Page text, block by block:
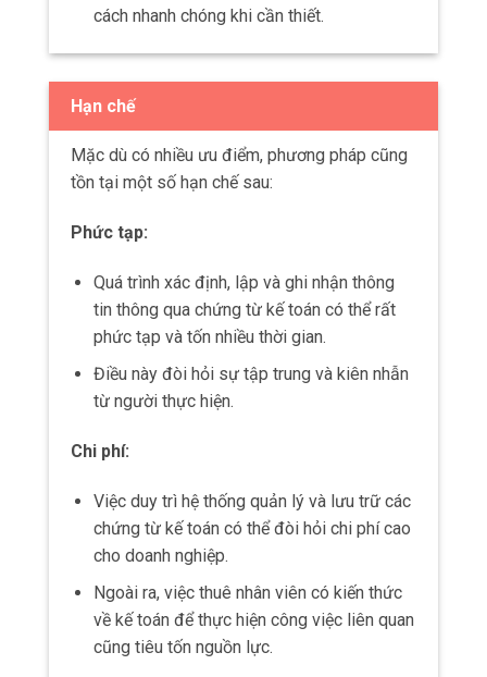
nghiệp có thể đưa ra quyết định kinh doanh
Thông tin về giá thành sản phẩm, giá trị tài
sản và lợi nhuận giúp doanh nghiệp đưa ra
các quyết định về mua sắm, bán hàng, đầu
tư và phát triển.
Tính giá vốn hàng tồn kho
Phương pháp này dựa trên việc tính toán
giá vốn của hàng tồn kho trong khoảng thời
gian nhất định.
công thức:
Giá vốn hàng tồn kho = Tổng giá trị nhập
kho – Tổng giá trị xuất kho
Phương pháp này tính toán giá trung bình
của hàng tồn kho dựa trên công thức: